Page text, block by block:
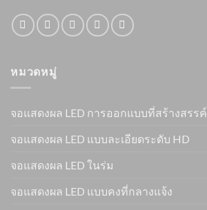
หมวดหมู่
จอแสดงผล LED การออกแบบที่สร้างสรรค์
จอแสดงผล LED แบบละเอียดระดับ HD
จอแสดงผล LED ในร่ม
จอแสดงผล LED แบบคงที่กลางแจ้ง